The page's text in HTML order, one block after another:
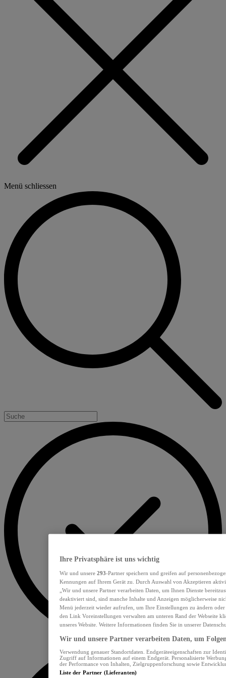
Menü schliessen
Ihre Privatsphäre ist uns wichtig
Wir und unsere 293-Partner speichern und greifen auf
Kennungen auf Ihrem Gerät zu. Durch Auswahl von Akzeptieren
„Wir und unsere Partner verarbeiten Daten, um Ihnen Dienste
deaktiviert sind, sind manche Inhalte und Anzeigen möglicherweise
Menü jederzeit wieder aufrufen, um Ihre Einstellungen zu ändern
den Link Voreinstellungen verwalten am unteren Rand der Webseite
unseres Website. Weitere Informationen finden Sie in unserer
Wir und unsere Partner verarbeiten Daten, um
Verwendung genauer Standortdaten. Endgeräteeigenschaften zur
Zugriff auf Informationen auf einem Endgerät. Personalisierte
der Performance von Inhalten, Zielgruppenforschung sowie
Liste der Partner (Lieferanten)